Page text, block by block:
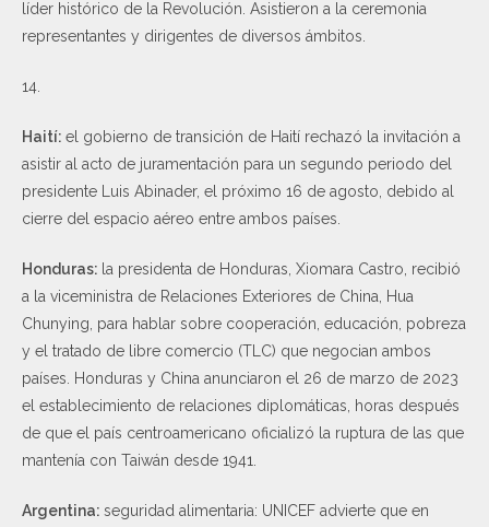
líder histórico de la Revolución. Asistieron a la ceremonia
representantes y dirigentes de diversos ámbitos.
14.
Haití: el gobierno de transición de Haití rechazó la invitación a
asistir al acto de juramentación para un segundo periodo del
presidente Luis Abinader, el próximo 16 de agosto, debido al
cierre del espacio aéreo entre ambos países.
Honduras: la presidenta de Honduras, Xiomara Castro, recibió
a la viceministra de Relaciones Exteriores de China, Hua
Chunying, para hablar sobre cooperación, educación, pobreza
y el tratado de libre comercio (TLC) que negocian ambos
países. Honduras y China anunciaron el 26 de marzo de 2023
el establecimiento de relaciones diplomáticas, horas después
de que el país centroamericano oficializó la ruptura de las que
mantenía con Taiwán desde 1941.
Argentina: seguridad alimentaria: UNICEF advierte que en